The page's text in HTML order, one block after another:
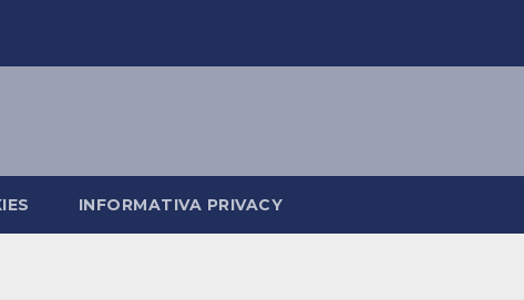
INFORMATIVA PRIVACY